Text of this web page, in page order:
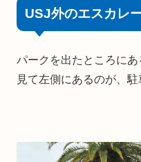
USJ外のエスカレ
パークを出たところに
見て左側にあるのが、駐